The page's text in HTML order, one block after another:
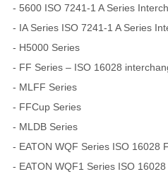
- 5600 ISO 7241-1 A Series
- IA Series ISO 7241-1 A Series
- H5000 Series
- FF Series – ISO 16028
- MLFF Series
- FFCup Series
- MLDB Series
- EATON WQF Series ISO 16028
- EATON WQF1 Series ISO